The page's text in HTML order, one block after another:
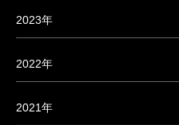
2023年
2022年
2021年